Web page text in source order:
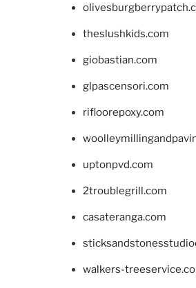
theslushkids.com
giobastian.com
glpascensori.com
rifloorepoxy.com
uptonpvd.com
2troublegrill.com
casateranga.com
walkers-